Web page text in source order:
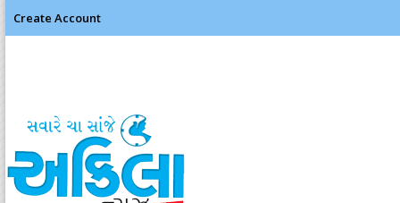
Create Account